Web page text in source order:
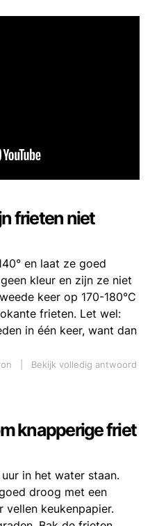
frieten niet
en laat ze goed
kleur en zijn ze niet
keer op 170-180°C
frieten. Let wel:
in één keer, want dan
Bekijk volledig antwoord
knapperige friet
in het water staan.
droog met een
vellen keukenpapier.